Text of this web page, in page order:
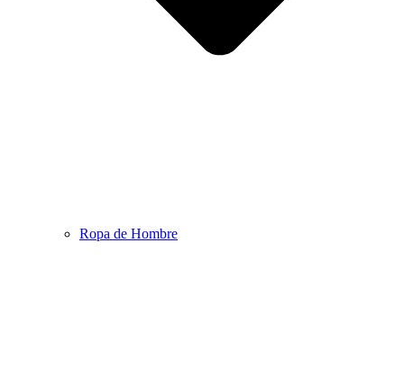
Ropa de Hombre